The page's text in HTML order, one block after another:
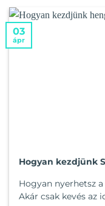
Hogyan kezdjünk
Hogyan nyerhetsz
Akár csak kevés az
03
ápr